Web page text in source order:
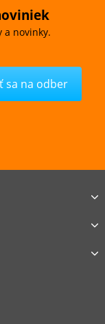
a novinky.